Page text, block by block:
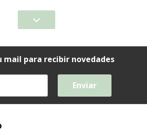
mail para recibir novedades
Enviar